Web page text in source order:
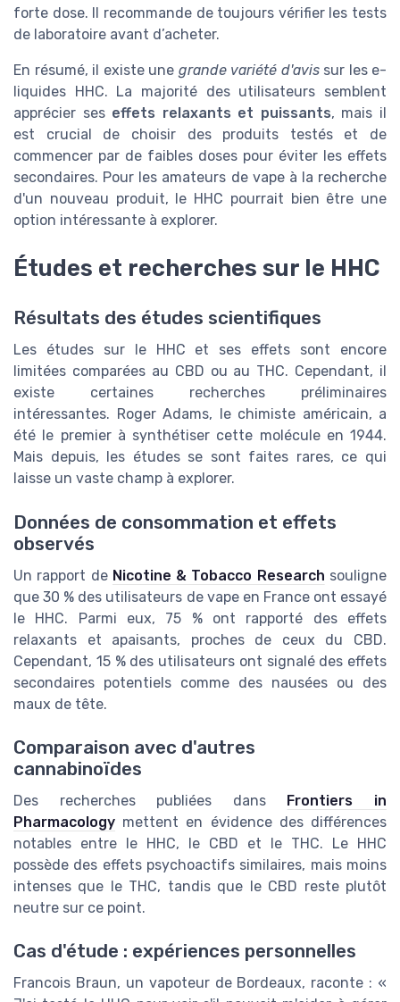
forte dose. Il recommande de toujours vérifier les tests
de laboratoire avant d’acheter.
En résumé, il existe une grande variété d'avissur les e-
liquides HHC. La majorité des utilisateurs semblent
apprécier ses effets relaxants et puissants, mais il
est crucial de choisir des produits testés et de
commencer par de faibles doses pour éviter les effets
secondaires. Pour les amateurs de vape à la recherche
d'un nouveau produit, le HHC pourrait bien être une
option intéressante à explorer.
Études et recherches sur le HHC
Résultats des études scientifiques
Les études sur le HHC et ses effets sont encore
limitées comparées au CBD ou au THC. Cependant, il
existe certaines recherches préliminaires
intéressantes. Roger Adams, le chimiste américain, a
été le premier à synthétiser cette molécule en 1944.
Mais depuis, les études se sont faites rares, ce qui
laisse un vaste champ à explorer.
Données de consommation et effets
observés
Un rapport de Nicotine & Tobacco Research souligne
que 30 % des utilisateurs de vape en France ont essayé
le HHC. Parmi eux, 75 % ont rapporté des effets
relaxants et apaisants, proches de ceux du CBD.
Cependant, 15 % des utilisateurs ont signalé des effets
secondaires potentiels comme des nausées ou des
maux de tête.
Comparaison avec d'autres
cannabinoïdes
Des recherches publiées dans Frontiers in
Pharmacology mettent en évidence des différences
notables entre le HHC, le CBD et le THC. Le HHC
possède des effets psychoactifs similaires, mais moins
intenses que le THC, tandis que le CBD reste plutôt
neutre sur ce point.
Cas d'étude : expériences personnelles
Francois Braun, un vapoteur de Bordeaux, raconte : «